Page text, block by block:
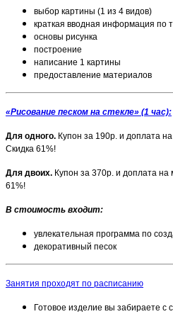
выбор картины (1 из 4 видов)
краткая вводная информация по
основы рисунка
построение
написание 1 картины
предоставление материалов
«Рисование песком на стекле» (1 час):
Для одного. Купон за 190р. и доплата
Скидка 61%!
Для двоих. Купон за 370р. и доплата на
61%!
В стоимость входит:
увлекательная программа по
декоративный песок
Занятия проходят по расписанию
Готовое изделие вы забираете с